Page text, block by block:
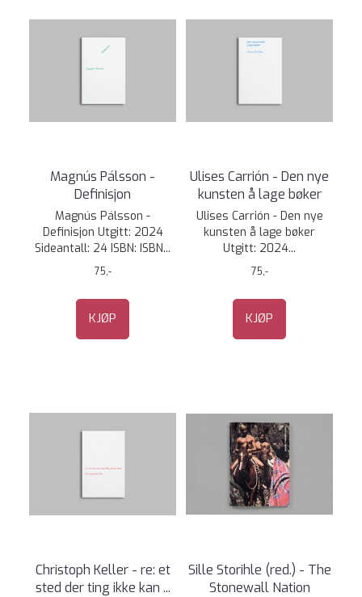
Magnús Pálsson -
Definisjon
Magnús Pálsson -
Definisjon Utgitt: 2024
Sideantall: 24 ISBN: ISBN...
75,-
KJØP
Ulises Carrión - Den nye
kunsten å lage bøker
Ulises Carrión - Den nye
kunsten å lage bøker
Utgitt: 2024...
75,-
KJØP
Christoph Keller - re: et
sted der ting ikke kan ...
Sille Storihle (red.) - The
Stonewall Nation